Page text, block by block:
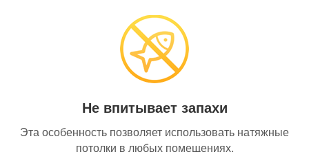
Не впитывает запахи
Эта особенность позволяет использовать натяжные
потолки в любых помещениях.